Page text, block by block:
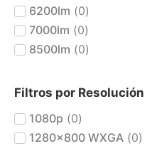
6200lm (0)
7000lm (0)
8500lm (0)
Filtros por Resolución
1080p (0)
1280x800 WXGA (0)